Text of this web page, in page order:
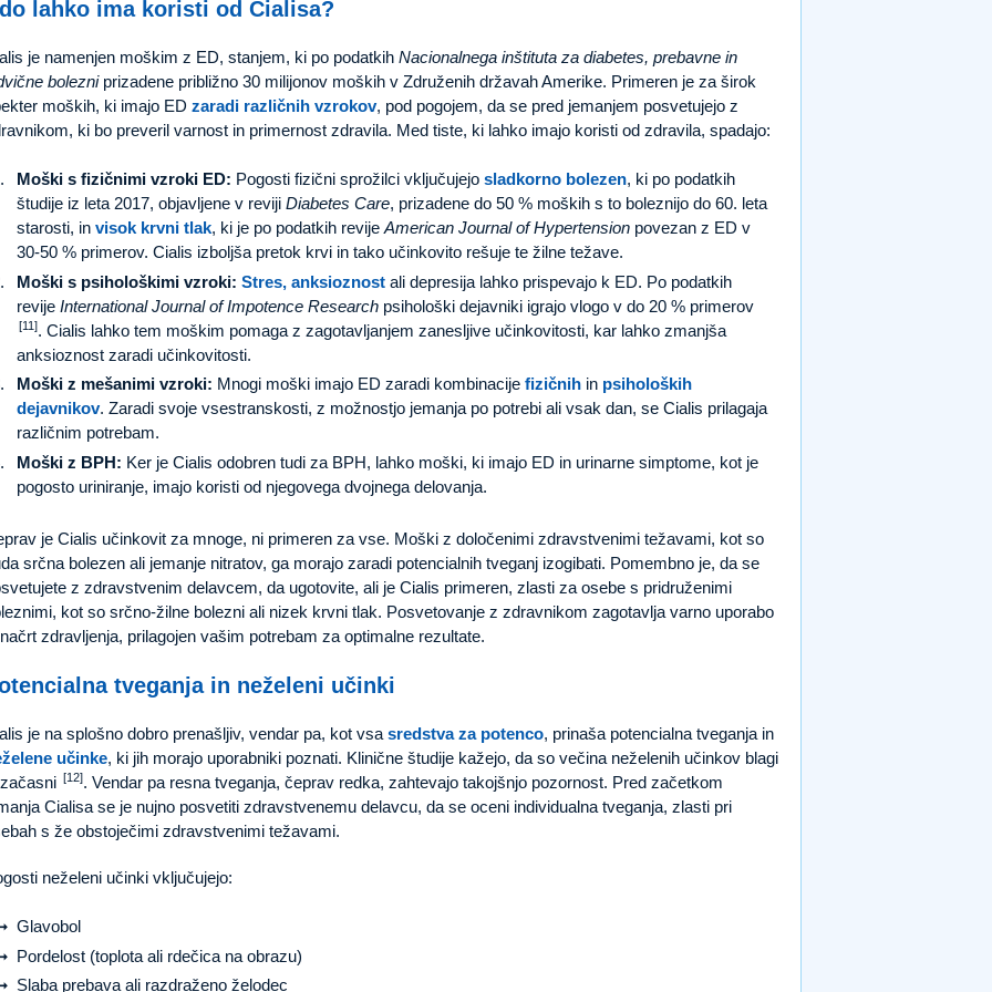
lahko ima koristi od Cialisa?
je namenjen moškim z ED, stanjem, ki po podatkih Nacionalnega inštituta za diabetes, prebavne in
bolezniprizadene približno 30 milijonov moških v Združenih državah Amerike. Primeren je za širok
moških, ki imajo ED zaradi različnih vzrokov, pod pogojem, da se pred jemanjem posvetujejo z
ki bo preveril varnost in primernost zdravila. Med tiste, ki lahko imajo koristi od zdravila, spadajo:
Moški s fizičnimi vzroki ED: Pogosti fizični sprožilci vključujejo sladkorno bolezen, ki po podatkih
študije iz leta 2017, objavljene v reviji Diabetes Care, prizadene do 50 % moških s to boleznijo do 60. leta
starosti, in visok krvni tlak, ki je po podatkih revijeAmerican Journal of Hypertension povezan z ED v
30-50 % primerov. Cialis izboljša pretok krvi in tako učinkovito rešuje te žilne težave.
Moški s psihološkimi vzroki: Stres, anksioznost ali depresija lahko prispevajo k ED. Po podatkih
revije International Journal of Impotence Research psihološki dejavniki igrajo vlogo v do 20 % primerov
[11]. Cialis lahko tem moškim pomaga z zagotavljanjem zanesljive učinkovitosti, kar lahko zmanjša
anksioznost zaradi učinkovitosti.
Moški z mešanimi vzroki: Mnogi moški imajo ED zaradi kombinacije fizičnih in psiholoških
dejavnikov. Zaradi svoje vsestranskosti, z možnostjo jemanja po potrebi ali vsak dan, se Cialis prilagaja
različnim potrebam.
Moški z BPH: Ker je Cialis odobren tudi za BPH, lahko moški, ki imajo ED in urinarne simptome, kot je
pogosto uriniranje, imajo koristi od njegovega dvojnega delovanja.
je Cialis učinkovit za mnoge, ni primeren za vse. Moški z določenimi zdravstvenimi težavami, kot so
srčna bolezen ali jemanje nitratov, ga morajo zaradi potencialnih tveganj izogibati. Pomembno je, da se
z zdravstvenim delavcem, da ugotovite, ali je Cialis primeren, zlasti za osebe s pridruženimi
kot so srčno-žilne bolezni ali nizek krvni tlak. Posvetovanje z zdravnikom zagotavlja varno uporabo
zdravljenja, prilagojen vašim potrebam za optimalne rezultate.
tveganja in neželeni učinki
je na splošno dobro prenašljiv, vendar pa, kot vsa sredstva za potenco, prinaša potencialna tveganja in
učinke, ki jih morajo uporabniki poznati. Klinične študije kažejo, da so večina neželenih učinkov blagi
[12]. Vendar pa resna tveganja, čeprav redka, zahtevajo takojšnjo pozornost. Pred začetkom
Cialisa se je nujno posvetiti zdravstvenemu delavcu, da se oceni individualna tveganja, zlasti pri
s že obstoječimi zdravstvenimi težavami.
neželeni učinki vključujejo:
Glavobol
Pordelost (toplota ali rdečica na obrazu)
Slaba prebava ali razdraženo želodec